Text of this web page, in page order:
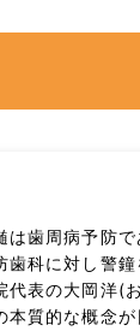
は歯周病予防で
歯科に対し警
代表の大岡洋(
本質的な概念